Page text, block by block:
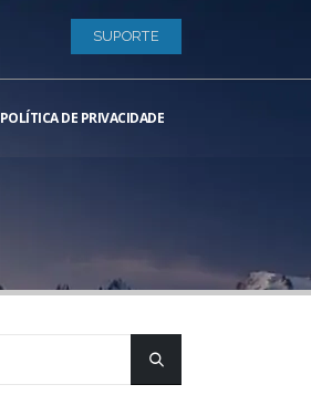
SUPORTE
POLÍTICA DE PRIVACIDADE